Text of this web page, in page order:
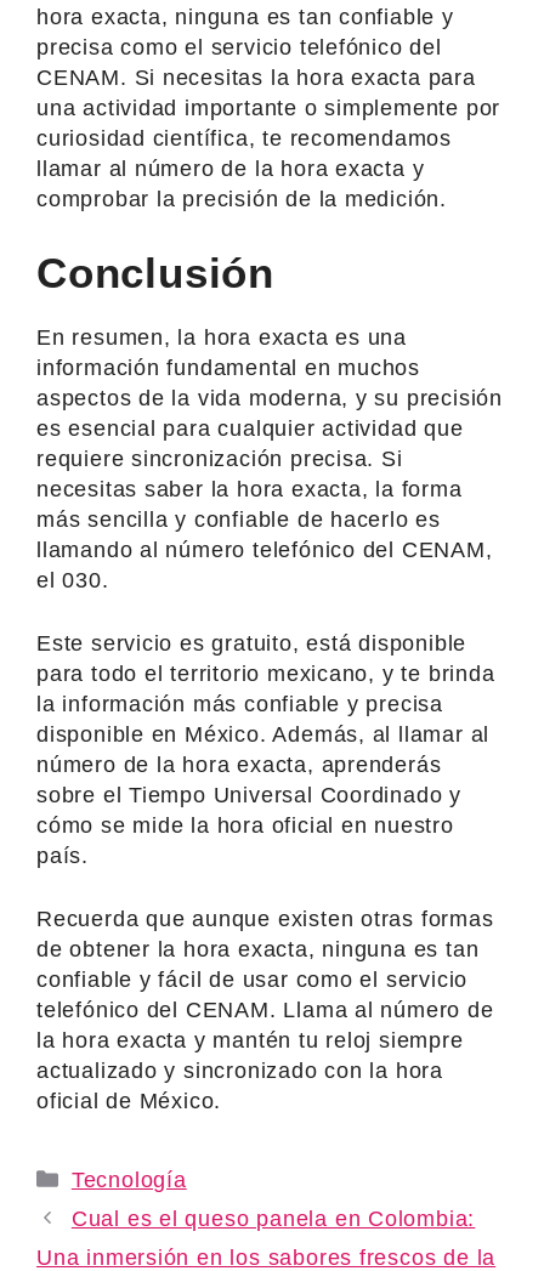
hora exacta, ninguna es tan confiable y
precisa como el servicio telefónico del
CENAM. Si necesitas la hora exacta para
una actividad importante o simplemente por
curiosidad científica, te recomendamos
llamar al número de la hora exacta y
comprobar la precisión de la medición.
Conclusión
En resumen, la hora exacta es una
información fundamental en muchos
aspectos de la vida moderna, y su precisión
es esencial para cualquier actividad que
requiere sincronización precisa. Si
necesitas saber la hora exacta, la forma
más sencilla y confiable de hacerlo es
llamando al número telefónico del CENAM,
el 030.
Este servicio es gratuito, está disponible
para todo el territorio mexicano, y te brinda
la información más confiable y precisa
disponible en México. Además, al llamar al
número de la hora exacta, aprenderás
sobre el Tiempo Universal Coordinado y
cómo se mide la hora oficial en nuestro
país.
Recuerda que aunque existen otras formas
de obtener la hora exacta, ninguna es tan
confiable y fácil de usar como el servicio
telefónico del CENAM. Llama al número de
la hora exacta y mantén tu reloj siempre
actualizado y sincronizado con la hora
oficial de México.
Categories
Tecnología
Cual es el queso panela en Colombia:
Una inmersión en los sabores frescos de la